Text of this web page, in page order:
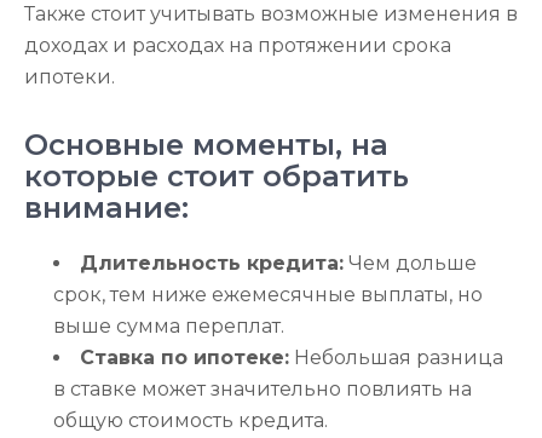
Также стоит учитывать возможные изменения в
доходах и расходах на протяжении срока
ипотеки.
Основные моменты, на
которые стоит обратить
внимание:
Длительность кредита: Чем дольше
срок, тем ниже ежемесячные выплаты, но
выше сумма переплат.
Ставка по ипотеке: Небольшая разница
в ставке может значительно повлиять на
общую стоимость кредита.